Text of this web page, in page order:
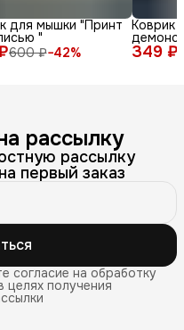
600 ₽−42%
для мышки "Принт
"
349 ₽
Коврик
лица и
рассылку
рассылку
первый заказ
согласие на обработку
целях получения